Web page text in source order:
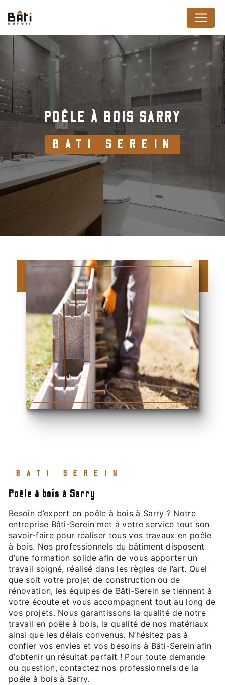
POÊLE À BOIS SARRY
BATI SEREIN
BATI SEREIN
poêle à bois à Sarry
Besoin d’expert en poêle à bois à Sarry ? Notre
entreprise Bâti-Serein met à votre service tout son
savoir-faire pour réaliser tous vos travaux en poêle
à bois. Nos professionnels du bâtiment disposent
d’une formation solide afin de vous apporter un
travail soigné, réalisé dans les règles de l’art. Quel
que soit votre projet de construction ou de
rénovation, les équipes de Bâti-Serein se tiennent à
votre écoute et vous accompagnent tout au long de
vos projets. Nous garantissons la qualité de notre
travail en poêle à bois, la qualité de nos matériaux
ainsi que les délais convenus. N’hésitez pas à
confier vos envies et vos besoins à Bâti-Serein afin
d’obtenir un résultat parfait ! Pour toute demande
ou question, contactez nos professionnels de la
poêle à bois à Sarry.